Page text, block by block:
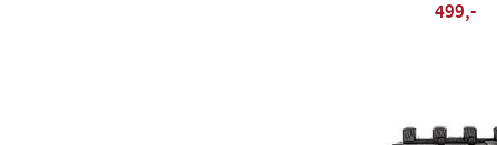
499,-